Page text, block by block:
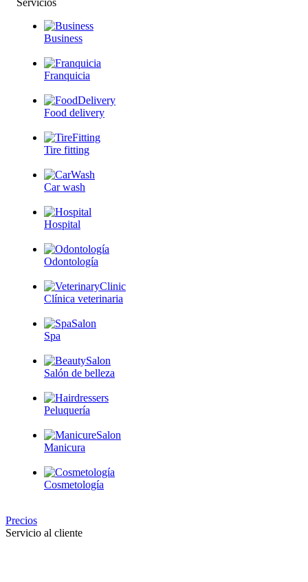
Servicios
Business
Franquicia
Food delivery
Tire fitting
Car wash
Hospital
Odontología
Clínica veterinaria
Spa
Salón de belleza
Peluquería
Manicura
Cosmetología
Precios
Servicio al cliente